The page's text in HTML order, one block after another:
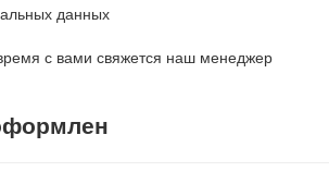
данных
с вами свяжется наш менеджер